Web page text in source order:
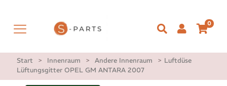
0
Start > Innenraum > Andere Innenraum > Luftdüse
Lüftungsgitter OPEL GM ANTARA 2007